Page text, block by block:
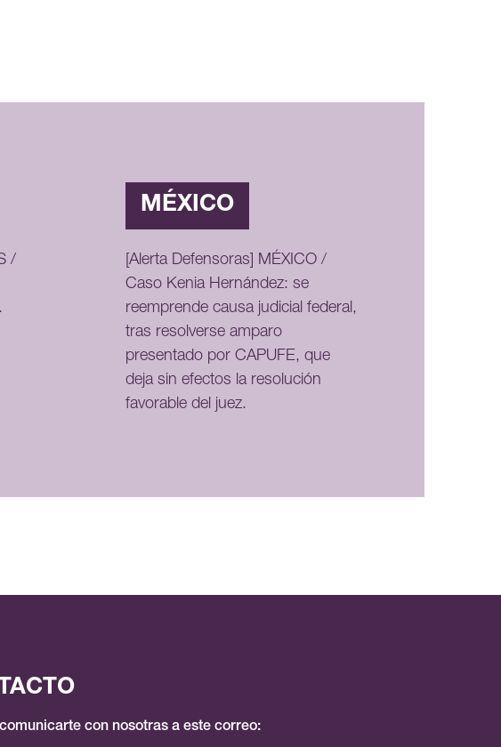
/
MÉXICO
[Alerta Defensoras] MÉXICO /
Caso Kenia Hernández: se
reemprende causa judicial federal,
tras resolverse amparo
presentado por CAPUFE, que
deja sin efectos la resolución
favorable del juez.
con nosotras a este correo: